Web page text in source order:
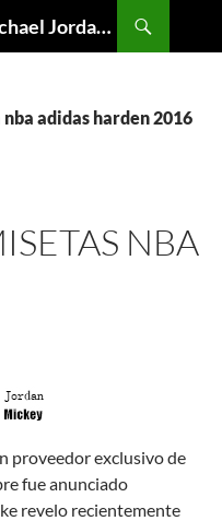
【Envío Gratis】Camiseta Michael Jordan NBA Barata
adidas harden 2016
NBA
proveedor exclusivo de
fue anunciado
revelo recientemente